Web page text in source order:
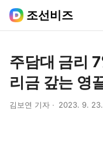
조선비즈
주담대 금리
리금 갚는 영
김보연 기자 2023. 9.